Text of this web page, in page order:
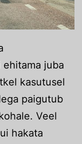
juba
kasutusel
paigutub
Veel
hakata